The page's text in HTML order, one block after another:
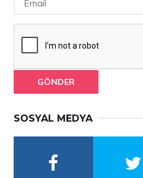
GÖNDER
SOSYAL MEDYA